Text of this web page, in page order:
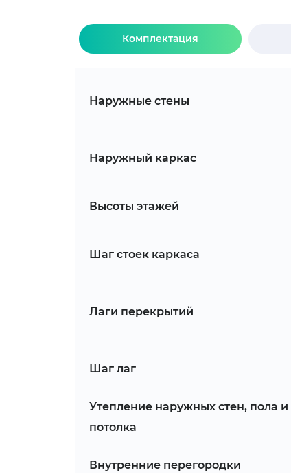
Комплектация
Наружные стены
Наружный каркас
Высоты этажей
Шаг стоек каркаса
Лаги перекрытий
Шаг лаг
Утепление наружных стен, пола и
потолка
Внутренние перегородки